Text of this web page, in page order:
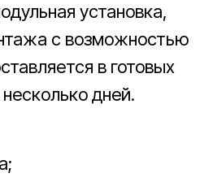
установка,
с возможностью
в готовых
дней.